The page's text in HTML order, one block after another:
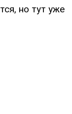
но тут уже